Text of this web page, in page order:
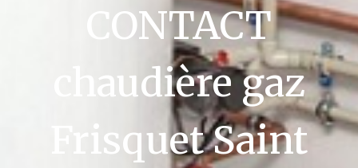
CONTACT
chaudière gaz
Frisquet Saint